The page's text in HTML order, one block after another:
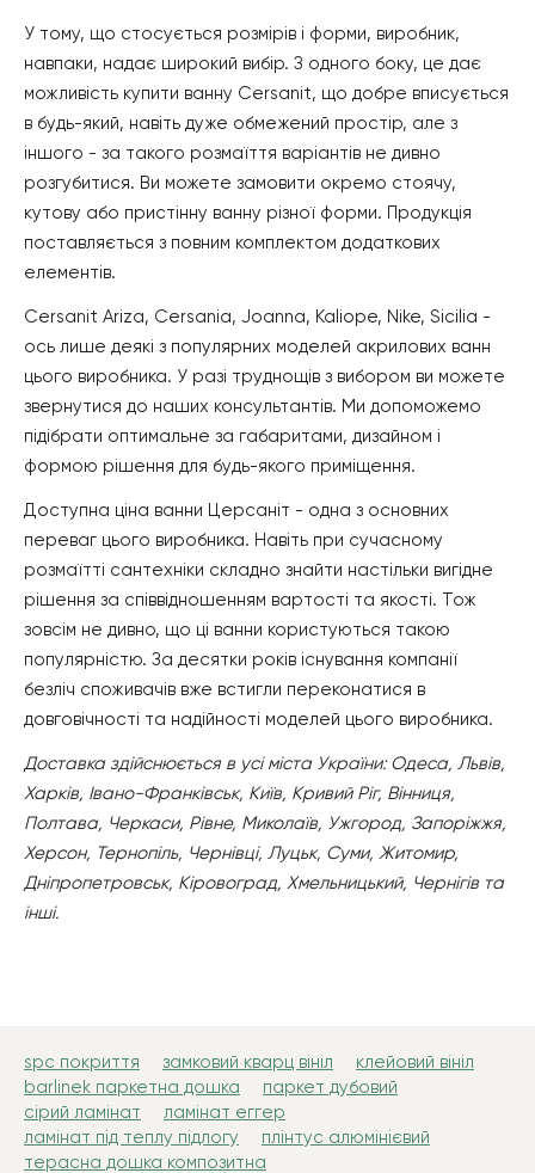
У тому, що стосується розмірів і форми, виробник,
навпаки, надає широкий вибір. З одного боку, це дає
можливість купити ванну Cersanit, що добре вписується
в будь-який, навіть дуже обмежений простір, але з
іншого - за такого розмаїття варіантів не дивно
розгубитися. Ви можете замовити окремо стоячу,
кутову або пристінну ванну різної форми. Продукція
поставляється з повним комплектом додаткових
елементів.
Cersanit Ariza, Cersania, Joanna, Kaliope, Nike, Sicilia -
ось лише деякі з популярних моделей акрилових ванн
цього виробника. У разі труднощів з вибором ви можете
звернутися до наших консультантів. Ми допоможемо
підібрати оптимальне за габаритами, дизайном і
формою рішення для будь-якого приміщення.
Доступна ціна ванни Церсаніт - одна з основних
переваг цього виробника. Навіть при сучасному
розмаїтті сантехніки складно знайти настільки вигідне
рішення за співвідношенням вартості та якості. Тож
зовсім не дивно, що ці ванни користуються такою
популярністю. За десятки років існування компанії
безліч споживачів вже встигли переконатися в
довговічності та надійності моделей цього виробника.
Доставка здійснюється в усі міста України: Одеса, Львів,
Харків, Івано-Франківськ, Київ, Кривий Ріг, Вінниця,
Полтава, Черкаси, Рівне, Миколаїв, Ужгород, Запоріжжя,
Херсон, Тернопіль, Чернівці, Луцьк, Суми, Житомир,
Дніпропетровськ, Кіровоград, Хмельницький, Чернігів та
інші.
spc покриття замковий кварц вініл
клейовий вініл
barlinek паркетна дошка
паркет дубовий
сірий ламінат
ламінат еггер
ламінат під теплу підлогу
плінтус алюмінієвий
терасна дошка композитна